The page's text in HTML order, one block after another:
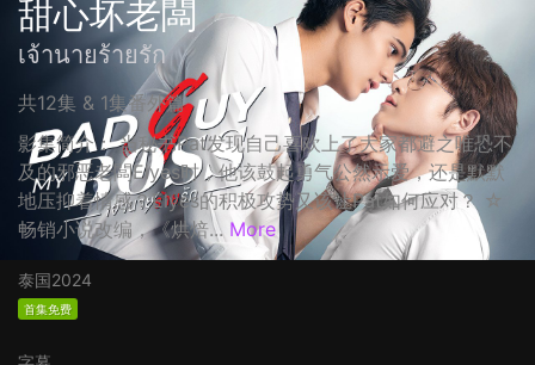
甜心坏老闆
เจ้านายร้ายรัก
共12集 & 1集番外篇
影集简介： 当秘书Pat发现自己喜欢上了大家都避之唯恐不
及的邪恶老闆Elyes时，他该鼓起勇气公然示爱，还是默默
地压抑着情感？Elyes的积极攻势又该让Pat如何应对？ ☆
畅销小说改编，《烘焙... More
泰国2024
首集免费